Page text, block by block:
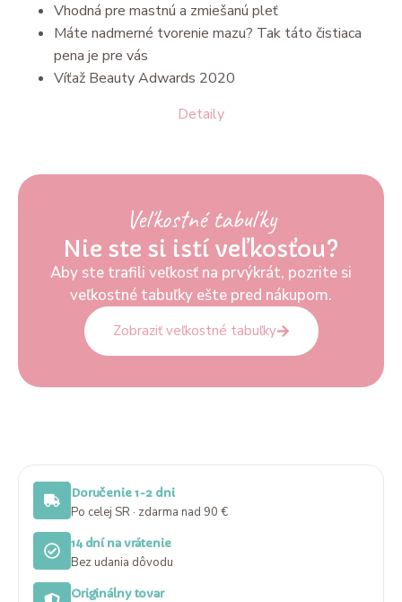
Detaily
Vhodná pre mastnú a zmiešanú pleť
Máte nadmerné tvorenie mazu? Tak táto čistiaca
pena je pre vás
Víťaž Beauty Adwards 2020
Veľkostné tabuľky
Nie ste si istí veľkosťou?
Aby ste trafili veľkosť na prvýkrát, pozrite si
veľkostné tabuľky ešte pred nákupom.
Zobraziť veľkostné tabuľky
Doručenie 1-2 dni
Po celej SR · zdarma nad 90 €
14 dní na vrátenie
Bez udania dôvodu
Originálny tovar